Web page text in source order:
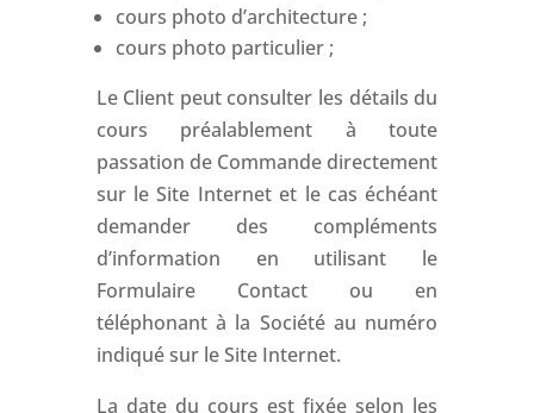
cours photo d’architecture ;
cours photo particulier ;
Le Client peut consulter les détails du
cours préalablement à toute
passation de Commande directement
sur le Site Internet et le cas échéant
demander des compléments
d’information en utilisant le
Formulaire Contact ou en
téléphonant à la Société au numéro
indiqué sur le Site Internet.
La date du cours est fixée selon les